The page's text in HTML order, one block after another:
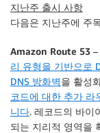
지난주 출시 사항
다음은 지난주에 주
Amazon Route 53
리 유형을 기반으로
DNS 방화벽을 활성
코드에 대한 추가 라
니다. 레코드의 바이
되는 지리적 영역을